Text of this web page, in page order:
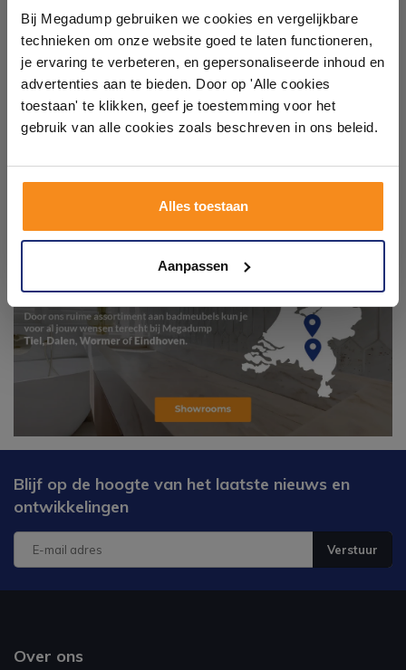
Bij Megadump gebruiken we cookies en vergelijkbare
technieken om onze website goed te laten functioneren,
je ervaring te verbeteren, en gepersonaliseerde inhoud en
advertenties aan te bieden. Door op 'Alle cookies
toestaan' te klikken, geef je toestemming voor het
gebruik van alle cookies zoals beschreven in ons beleid.
Alles toestaan
Aanpassen
Blijf op de hoogte van het laatste nieuws en
ontwikkelingen
Verstuur
Over ons
showroom
Laat je inspireren door 21 volledig ingerichte
badkameropstellingen – van compact tot luxe. Onze
ervaren adviseurs helpen je persoonlijk, en je vindt
tegels & sanitair direct uit voorraad. Gratis parkeren
op eigen terrein.
Kom langs en ervaar zelf het verschil!